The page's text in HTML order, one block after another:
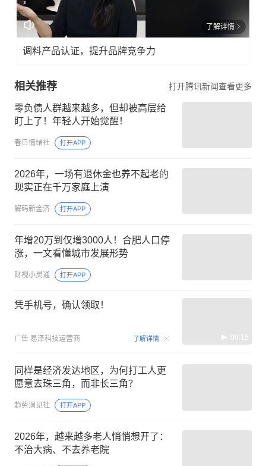
了解详情
调料产品认证，提升品牌竞争力
相关推荐 打开腾讯新闻查看更多
零负债人群越来越多，但却被高层给
盯上了！年轻人开始觉醒！
春日情绪社 打开APP
2026年，一场有退休金也养不起老的
现实正在千万家庭上演
解码新金济 打开APP
年增20万到仅增3000人！合肥人口停
涨，一文看懂城市发展形势
财视小灵通 打开APP
凭手机号，确认领取！
广告 易泽科技运营商 了解详情 00:15
同样是经济发达地区，为何打工人更
愿意去珠三角，而非长三角？
趋势洞见社 打开APP
2026年，越来越多老人悄悄想开了：
不治大病、不去养老院